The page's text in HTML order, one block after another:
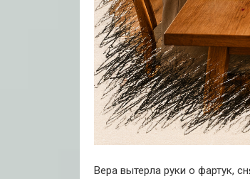
Вера вытерла руки о фартук,